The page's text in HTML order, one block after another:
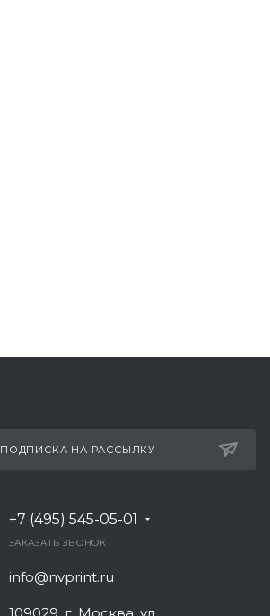
ПОДПИСКА НА РАССЫЛКУ
+7 (495) 545-05-01
ЗАКАЗАТЬ ЗВОНОК
info@nvprint.ru